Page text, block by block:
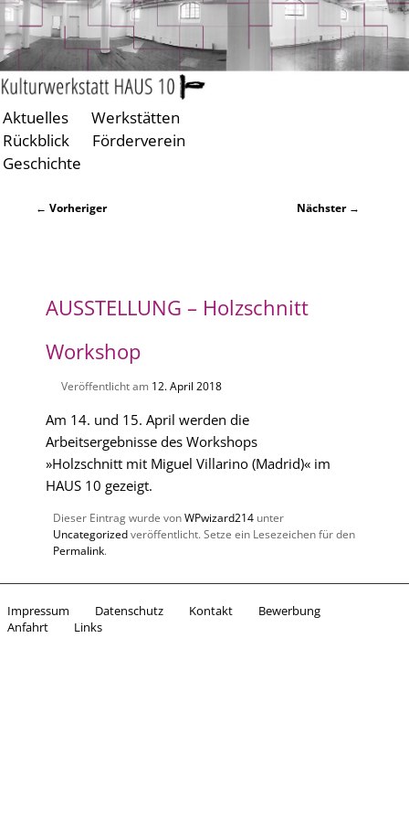
Zum
primären
Inhalt
Zum
sekundären
Inhalt
Aktuelles
Werkstätten
Rückblick
Förderverein
Geschichte
Beitragsnavigation
← Vorheriger Nächster →
AUSSTELLUNG – Holzschnitt
Workshop
Veröffentlicht am 12. April 2018
Am 14. und 15. April werden die
Arbeitsergebnisse des Workshops
»Holzschnitt mit Miguel Villarino (Madrid)« im
HAUS 10 gezeigt.
Dieser Eintrag wurde vonWPwizard214 unter
Uncategorizedveröffentlicht. Setze ein Lesezeichen für den
Permalink.
Impressum Datenschutz Kontakt
Bewerbung
Anfahrt
Links